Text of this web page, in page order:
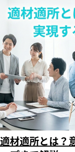
外国人労働者の受け入
に大きな転換点となっ
運用見直しです。政府
を順次閣議決定してお
（特定技能や技術・人
と全体の約34%を占め
た公的なバックアップ
慎重だった中小企業で
加速を後押ししていま
ジアのいくつかの国々
り、若者が十分に能力
や、物価に対して賃金
そのため、治安が良く
現在もなお「魅力的な
直近のデータでは、国
最多を占める一方、イ
細や機能については、
フの雇用状況と背景
国人スタッフの教育が
イント 外国人スタッフ
タッフの雇用
ホテルのフロントなど
の日常に溶け込んでい
感している方も多いの
と、令和7年10月末時
ると268,450人増加し
の事業所数の産業別の
割合を占めています。
す。 人材不足が顕著な
の採用と活躍の場がさ
典：厚生労働省『「外
月末時点）』 外国
適材適所とは？